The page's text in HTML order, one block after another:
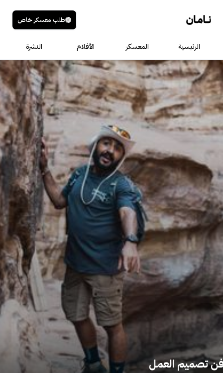
عنوان الصوت
الوصف
طلب معسكر خاص
الرئيسية المعسكر الأفلام النشرة
تصميم العمل